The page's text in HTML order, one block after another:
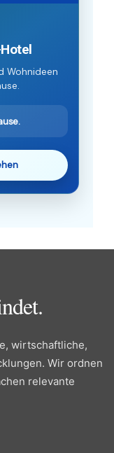
Wohnideen
wirtschaftliche,
Wir ordnen
relevante